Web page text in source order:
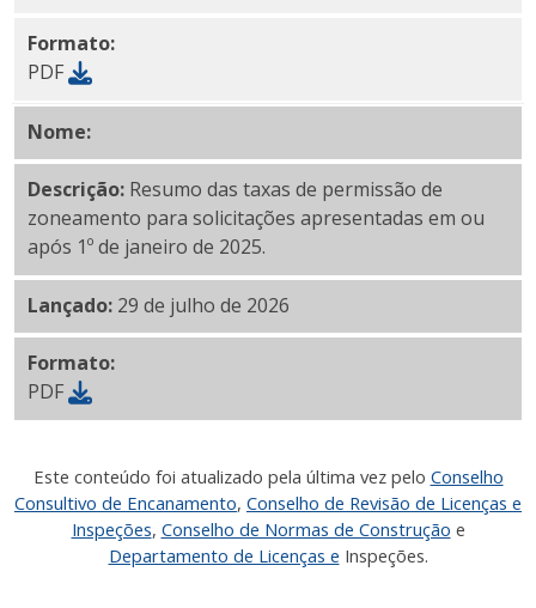
Formato:
PDF
Nome:Resumo das taxas de licença de zoneamento
Descrição: Resumo das taxas de permissão de
zoneamento para solicitações apresentadas em ou
após 1º de janeiro de 2025.
Lançado: 29 de julho de 2026
Formato:
PDF
Este conteúdo foi atualizado pela última vez pelo Conselho
Consultivo de Encanamento, Conselho de Revisão de Licenças e
Inspeções, Conselho de Normas de Construção e
Departamento de Licenças e Inspeções.